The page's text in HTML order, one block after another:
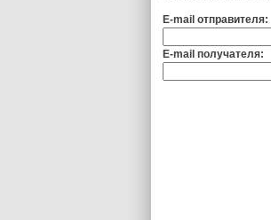
E-mail отправителя:
E-mail получателя: